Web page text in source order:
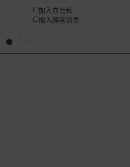
加入並比較
加入願望清單